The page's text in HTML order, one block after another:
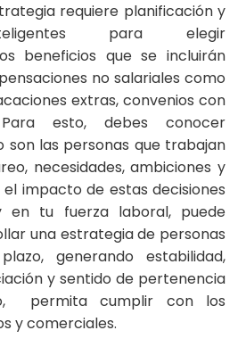
requiere planificación y
para elegir
beneficios que se incluirán
no salariales como
extras, convenios con
esto, debes conocer
son las personas que trabajan
necesidades, ambiciones y
impacto de estas decisiones
tu fuerza laboral, puede
una estrategia de personas
generando estabilidad,
y sentido de pertenencia
permita cumplir con los
y comerciales.